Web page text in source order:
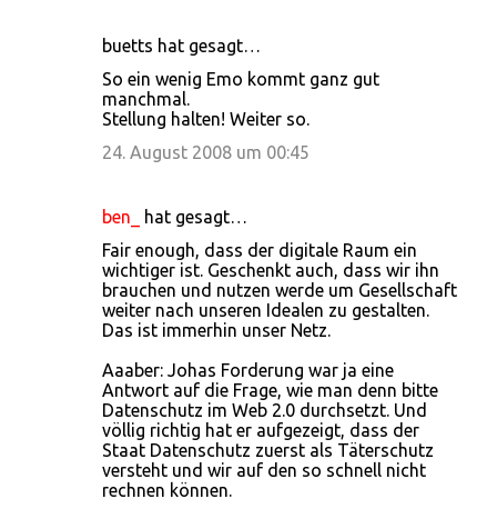
buetts hat gesagt…
So ein wenig Emo kommt ganz gut
manchmal.
Stellung halten! Weiter so.
24. August 2008 um 00:45
ben_
hat gesagt…
Fair enough, dass der digitale Raum ein
wichtiger ist. Geschenkt auch, dass wir ihn
brauchen und nutzen werde um Gesellschaft
weiter nach unseren Idealen zu gestalten.
Das ist immerhin unser Netz.
Aaaber: Johas Forderung war ja eine
Antwort auf die Frage, wie man denn bitte
Datenschutz im Web 2.0 durchsetzt. Und
völlig richtig hat er aufgezeigt, dass der
Staat Datenschutz zuerst als Täterschutz
versteht und wir auf den so schnell nicht
rechnen können.